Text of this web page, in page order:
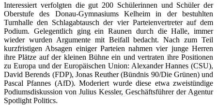
Interessiert verfolgten die gut 200 Schülerinnen und Schüler der
Oberstufe des Donau-Gymnasiums Kelheim in der bestuhlten
Turnhalle den Schlagabtausch der vier Parteienvertreter auf dem
Podium. Gelegentlich ging ein Raunen durch die Halle, immer
wieder wurden Argumente mit Beifall bedacht.Nach zum Teil
kurzfristigen Absagen einiger Parteien nahmen vier junge Herren
ihre Plätze auf der kleinen Bühne ein und vertraten ihre Positionen
zu Europa und der Europäischen Union: Alexander Hannes (CSU),
David Berends (FDP), Jonas Reuther (Bündnis 90/Die Grünen) und
Pascal Pfannes (AfD). Moderiert wurde diese etwa zweistündige
Podiumsdiskussion von Julius Kessler, Geschäftsführer der Agentur
Spotlight Politics.